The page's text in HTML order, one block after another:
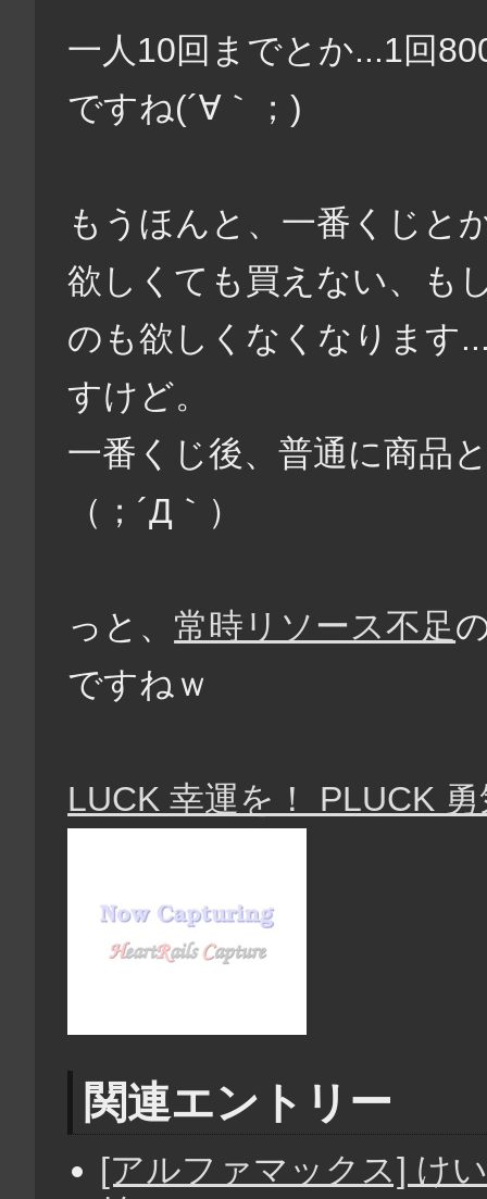
一人10回までとか...1回
ですね(´∀｀；)
もうほんと、一番くじと
欲しくても買えない、も
のも欲しくなくなります
すけど。
一番くじ後、普通に商品
（；´Д｀）
っと、 常時リソース不足
ですねｗ
LUCK 幸運を！ PLUCK
関連エントリー
[アルファマックス] け